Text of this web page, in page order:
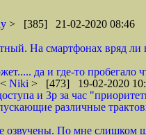
> [385] 21-02-2020 08:46
На смартфонах вряд
да и где-то пробегало
< Niki > [473] 19-02-2020
и 3р за час
различные
озвучены. По мне слишком